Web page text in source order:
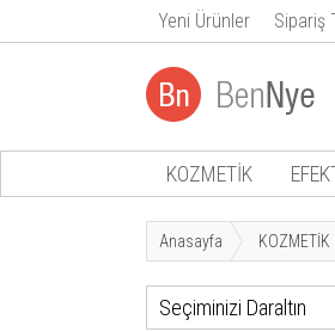
Yeni Ürünler Sipariş
KOZMETİK
Anasayfa KOZMETİK
Seçiminizi Daraltın